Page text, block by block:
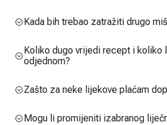
Kada bih trebao zatražiti drugo
Koliko dugo vrijedi recept i koliko
odjednom?
Zašto za neke lijekove plaćam
Mogu li promijeniti izabranog